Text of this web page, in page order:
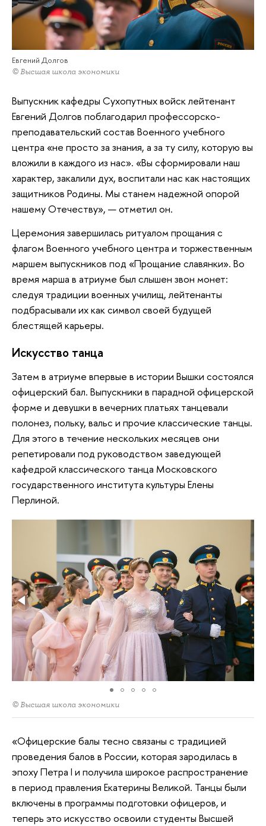
Евгений Долгов
© Высшая школа экономики
Выпускник кафедры Сухопутных войск лейтенант
Евгений Долгов поблагодарил профессорско-
преподавательский состав Военного учебного
центра «не просто за знания, а за ту силу, которую вы
вложили в каждого из нас». «Вы сформировали наш
характер, закалили дух, воспитали нас как настоящих
защитников Родины. Мы станем надежной опорой
нашему Отечеству», — отметил он.
Церемония завершилась ритуалом прощания с
флагом Военного учебного центра и торжественным
маршем выпускников под «Прощание славянки». Во
время марша в атриуме был слышен звон монет:
следуя традиции военных училищ, лейтенанты
подбрасывали их как символ своей будущей
блестящей карьеры.
Искусство танца
Затем в атриуме впервые в истории Вышки состоялся
офицерский бал. Выпускники в парадной офицерской
форме и девушки в вечерних платьях танцевали
полонез, польку, вальс и прочие классические танцы.
Для этого в течение нескольких месяцев они
репетировали под руководством заведующей
кафедрой классического танца Московского
государственного института культуры Елены
Перлиной.
© Высшая школа экономики
«Офицерские балы тесно связаны с традицией
проведения балов в России, которая зародилась в
эпоху Петра I и получила широкое распространение
в период правления Екатерины Великой. Танцы были
включены в программы подготовки офицеров, и
теперь это искусство освоили студенты Высшей